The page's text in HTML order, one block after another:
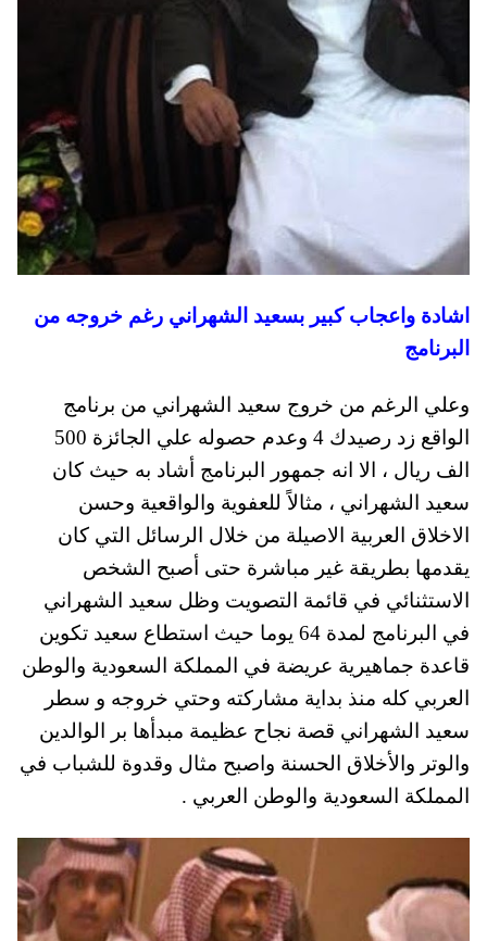
اشادة واعجاب كبير بسعيد الشهراني رغم خروجه من
البرنامج
وعلي الرغم من خروج سعيد الشهراني من برنامج
الواقع زد رصيدك 4 وعدم حصوله علي الجائزة 500
الف ريال ، الا انه جمهور البرنامج أشاد به حيث كان
سعيد الشهراني ، مثالاً للعفوية والواقعية وحسن
الاخلاق العربية الاصيلة من خلال الرسائل التي كان
يقدمها بطريقة غير مباشرة حتى أصبح الشخص
الاستثنائي في قائمة التصويت وظل سعيد الشهراني
في البرنامج لمدة 64 يوما حيث استطاع سعيد تكوين
قاعدة جماهيرية عريضة في المملكة السعودية والوطن
العربي كله منذ بداية مشاركته وحتي خروجه و سطر
سعيد الشهراني قصة نجاح عظيمة مبدأها بر الوالدين
والوتر والأخلاق الحسنة واصبح مثال وقدوة للشباب في
المملكة السعودية والوطن العربي .